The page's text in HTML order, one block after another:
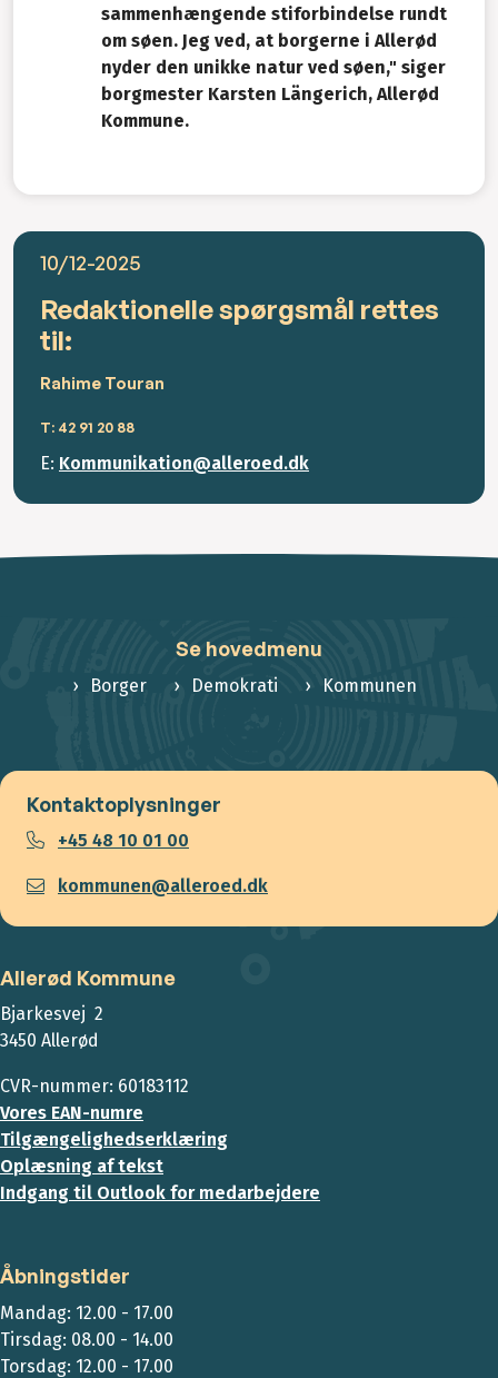
sammenhængende stiforbindelse rundt
om søen. Jeg ved, at borgerne i Allerød
nyder den unikke natur ved søen," siger
borgmester Karsten Längerich, Allerød
Kommune.
10/12-2025
Redaktionelle spørgsmål rettes
til:
Rahime Touran
T: 42 91 20 88
E: Kommunikation@alleroed.dk
Se hovedmenu
Borger Demokrati Kommunen
Kontaktoplysninger
+45 48 10 01 00
kommunen@alleroed.dk
Allerød Kommune
Bjarkesvej 2
3450 Allerød
CVR-nummer: 60183112
Vores EAN-numre
Tilgængelighedserklæring
Oplæsning af tekst
Indgang til Outlook for medarbejdere
Åbningstider
Mandag: 12.00 - 17.00
Tirsdag: 08.00 - 14.00
Torsdag: 12.00 - 17.00